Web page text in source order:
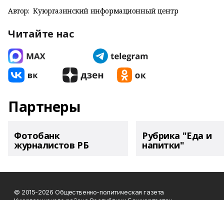
Автор: Куюргазинский информационный центр
Читайте нас
Партнеры
Фотобанк
журналистов РБ
Рубрика "Еда и
напитки"
© 2015-2026 Общественно-политическая газета